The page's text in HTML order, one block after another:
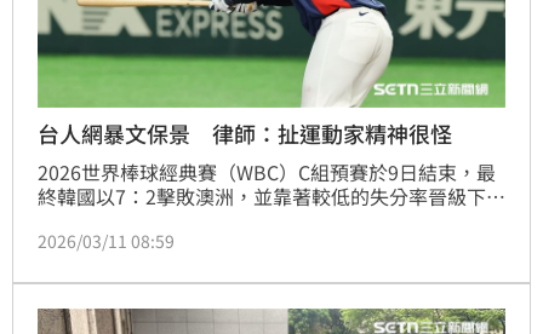
台人網暴文保景 律師：扯運動家精神很怪
2026世界棒球經典賽（WBC）C組預賽於9日結束，最
終韓國以7：2擊敗澳洲，並靠著較低的失分率晉級下一
級，賽後台灣球迷熱議，9局上半韓國隊猛打賞的文保
評。對此，律師王至德坦言「這種狀況扯運動家精神也
很怪」。
2026/03/11 08:59